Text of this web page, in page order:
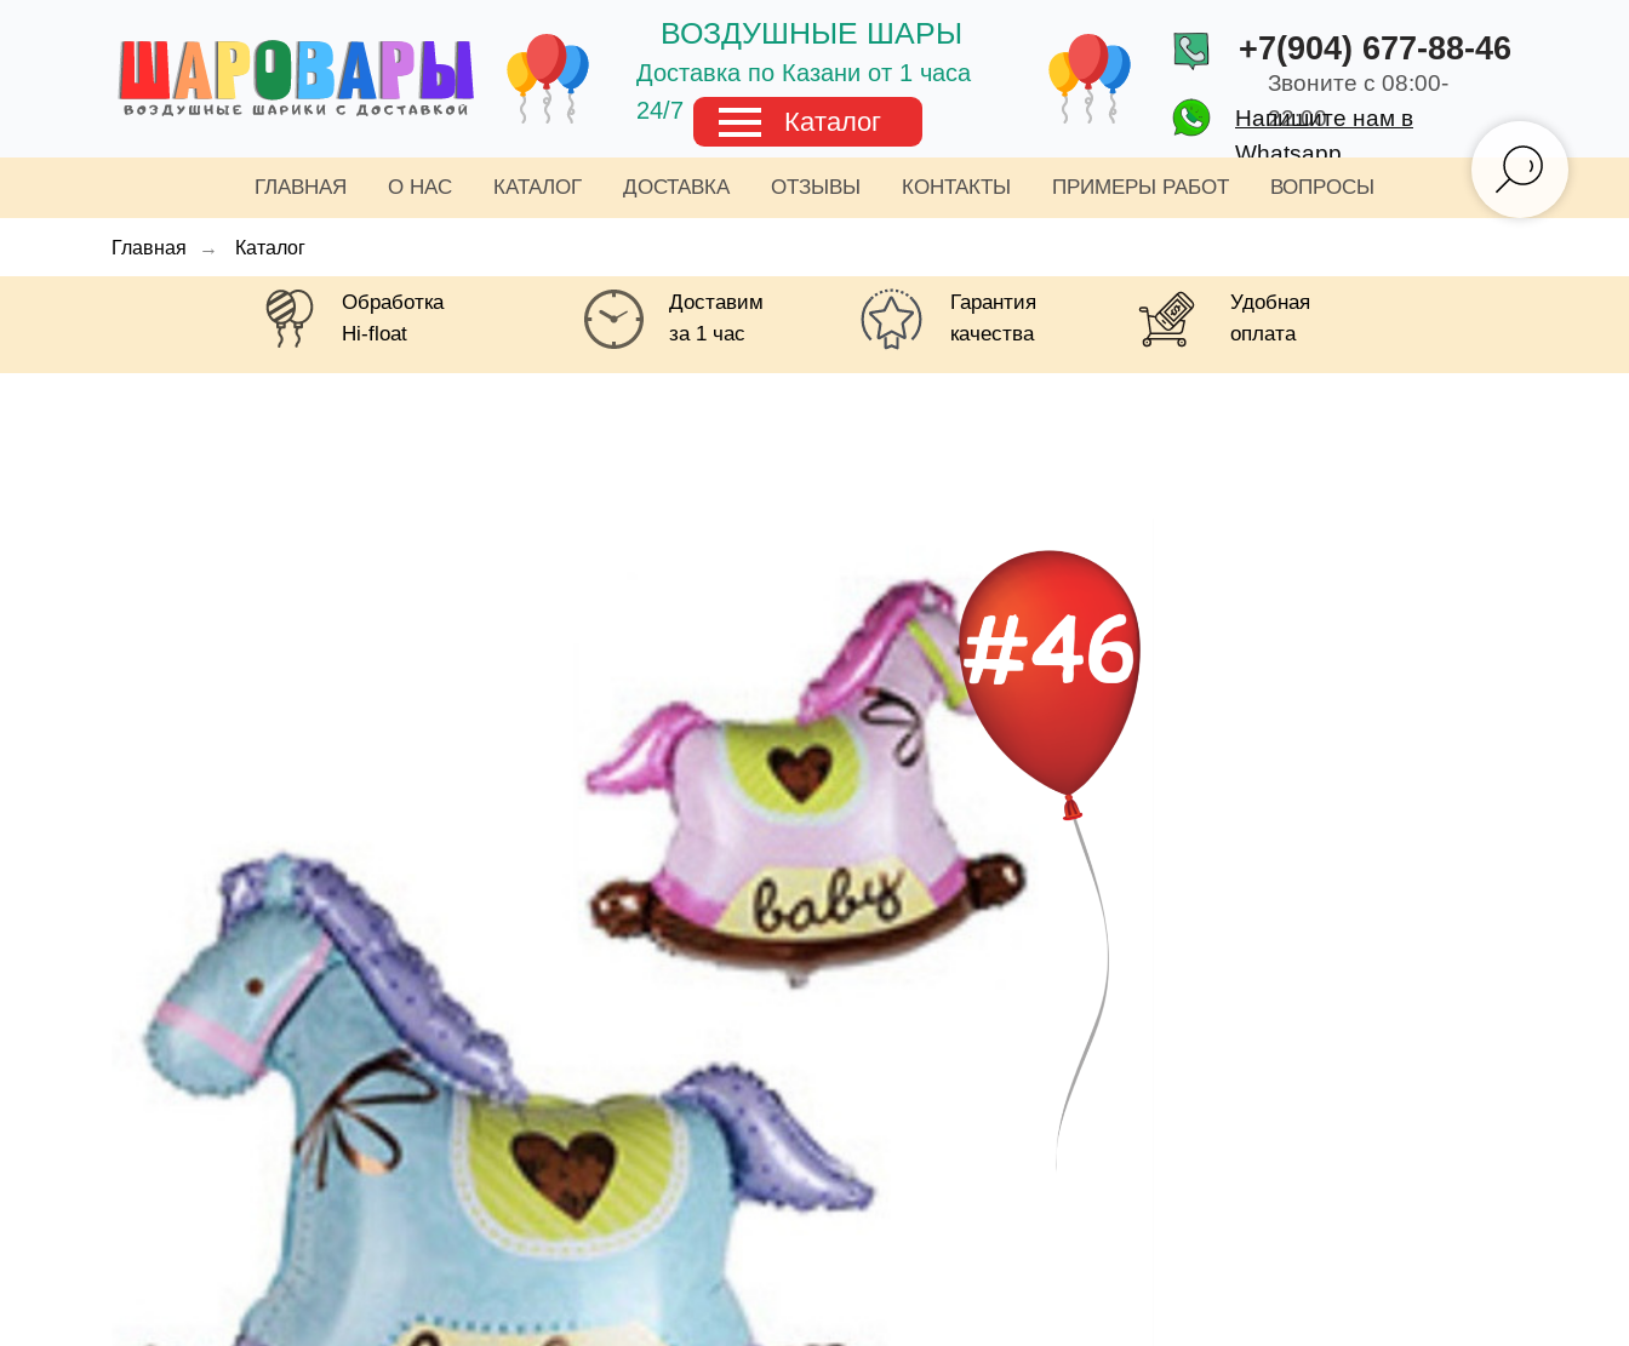
+7(904) 677-88-46
ВОЗДУШНЫЕ ШАРЫ
Доставка по Казани от 1 часа
24/7
Звоните с 08:00-
22:00
Напишите нам в
Whatsapp
Каталог
ГЛАВНАЯ О НАС КАТАЛОГ ДОСТАВКА ОТЗЫВЫ КОНТАКТЫ ПРИМЕРЫ РАБОТ ВОПРОСЫ
Главная → Каталог
Обработка
Hi-float
Доставим
за 1 час
Гарантия
качества
Удобная
оплата